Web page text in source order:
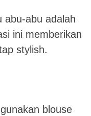
abu-abu adalah
ini memberikan
stylish.
blouse